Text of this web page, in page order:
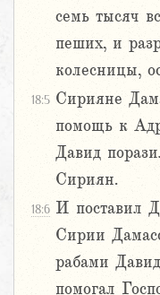
семь тысяч
пеших, и
колесницы,
18:5 Сирияне
помощь к
Давид
Сириян.
18:6 И поставил
Сирии
рабами
помогал